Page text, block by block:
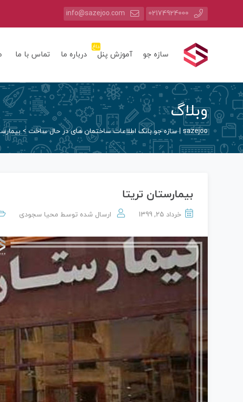
02174924000
info@sazejoo.com
سازه جو آموزش پنل
داغ
درباره ما تماس با ما
وبلاگ
sazejoo | سازه جو بانک اطلاعات ساختمان های در حال ساخت >
بیمارستان تریتا
خرداد 25, 1399 ارسال شده توسط محیا سجودی